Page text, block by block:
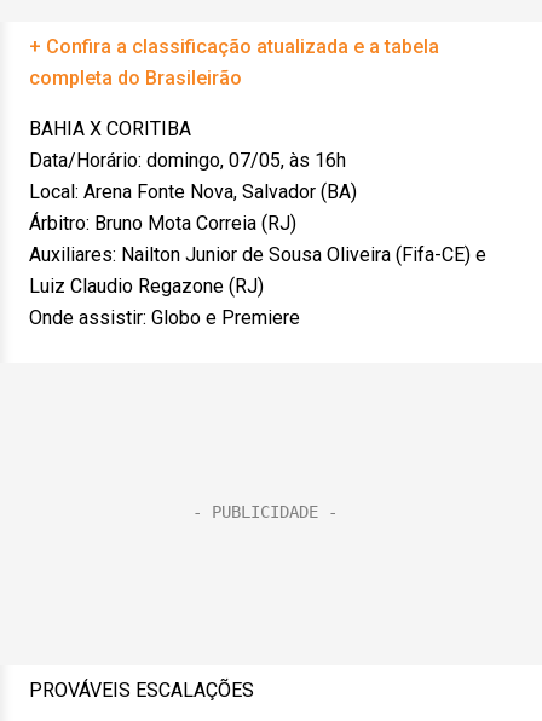
+ Confira a classificação atualizada e a tabela
completa do Brasileirão
BAHIA X CORITIBA
Data/Horário: domingo, 07/05, às 16h
Local: Arena Fonte Nova, Salvador (BA)
Árbitro: Bruno Mota Correia (RJ)
Auxiliares: Nailton Junior de Sousa Oliveira (Fifa-CE) e
Luiz Claudio Regazone (RJ)
Onde assistir: Globo e Premiere
PROVÁVEIS ESCALAÇÕES